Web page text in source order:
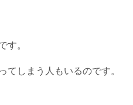
す。
てしまう人もいるのです。